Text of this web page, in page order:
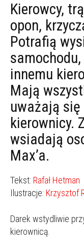
Kierowcy,
opon,
Potrafią
innemu
Mają
uważają
kierownicy.
wsiadają
Max’a.
Tekst: Rafał Hetman
Ilustracje: Krzysztof
Darek wstydliwie
kierownicą.